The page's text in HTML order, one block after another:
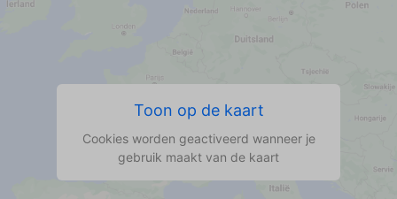
Toon op de kaart
Cookies worden geactiveerd wanneer je
gebruik maakt van de kaart